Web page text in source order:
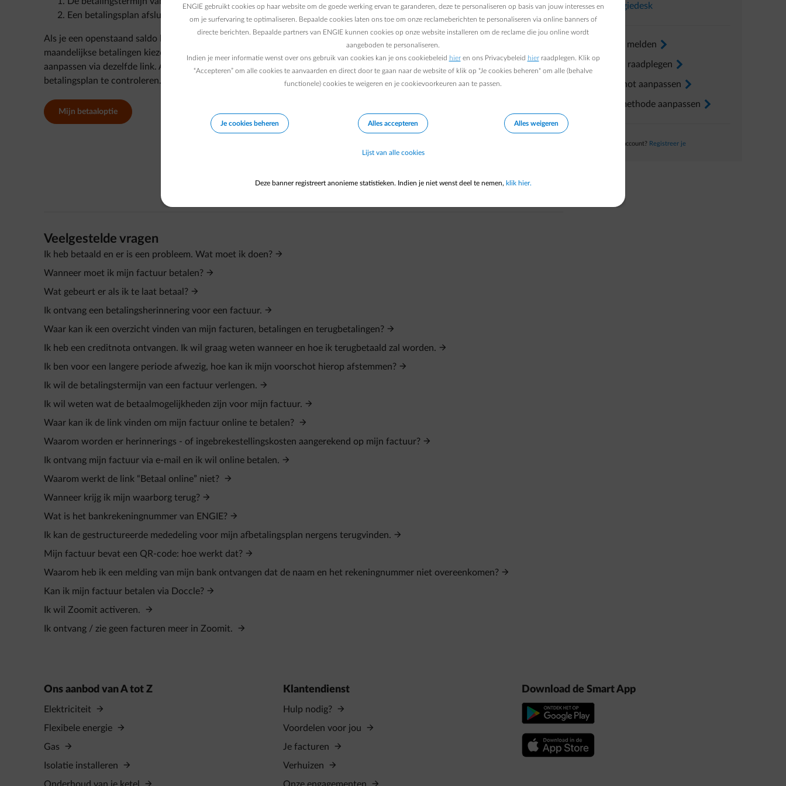
Een betalingsplan afsluiten om het bedrag over meerdere maanden te spreiden.
Als je een openstaand saldo hebt en een betalingsplan wenst, kun je dit aanvragen via je klantenzone. Je kunt de duur en de
maandelijkse betalingen kiezen. Als je al een betalingsplan hebt en hier een bedrag aan wilt toevoegen, kun je je bestaande plan
aanpassen via dezelfde link. Als je betalingsplan is geannuleerd, gebruik dan dezelfde link om je geschiktheid voor een nieuw
betalingsplan te controleren.
Mijn betaaloptie
Veelgestelde vragen
Ik heb betaald en er is een probleem. Wat moet ik doen?
Wanneer moet ik mijn factuur betalen?
Wat gebeurt er als ik te laat betaal?
Ik ontvang een betalingsherinnering voor een factuur.
Waar kan ik een overzicht vinden van mijn facturen, betalingen en terugbetalingen?
Ik heb een creditnota ontvangen. Ik wil graag weten wanneer en hoe ik terugbetaald zal worden.
Ik ben voor een langere periode afwezig, hoe kan ik mijn voorschot hierop afstemmen?
Ik wil de betalingstermijn van een factuur verlengen.
Ik wil weten wat de betaalmogelijkheden zijn voor mijn factuur.
Waar kan ik de link vinden om mijn factuur online te betalen?
Waarom worden er herinnerings - of ingebrekestellingskosten aangerekend op mijn factuur?
Ik ontvang mijn factuur via e-mail en ik wil online betalen.
Waarom werkt de link “Betaal online” niet?
Wanneer krijg ik mijn waarborg terug?
Wat is het bankrekeningnummer van ENGIE?
Ik kan de gestructureerde mededeling voor mijn afbetalingsplan nergens terugvinden.
Mijn factuur bevat een QR-code: hoe werkt dat?
Waarom heb ik een melding van mijn bank ontvangen dat de naam en het rekeningnummer niet overeenkomen?
Kan ik mijn factuur betalen via Doccle?
Ik wil Zoomit activeren.
Ik ontvang / zie geen facturen meer in Zoomit.
InEnergiedesk
Verhuis melden arrow-right
Factuur raadplegen arrow-right
Voorschot aanpassen arrow-right
Betaalmethode aanpassen arrow-right
Nog geen account? Registreer je
Ons aanbod van A tot Z
Elektriciteit
Flexibele energie
Gas
Isolatie installeren
Klantendienst
Hulp nodig?
Voordelen voor jou
Je facturen
Verhuizen
Download de Smart App
ENGIE gebruikt cookies op haar website om de goede werking ervan te garanderen, deze te personaliseren op basis van jouw interesses en
om je surfervaring te optimaliseren. Bepaalde cookies laten ons toe om onze reclameberichten te personaliseren via online banners of
directe berichten. Bepaalde partners van ENGIE kunnen cookies op onze website installeren om de reclame die jou online wordt
aangeboden te personaliseren.
Indien je meer informatie wenst over ons gebruik van cookies kan je ons cookiebeleid hieren ons Privacybeleid hierraadplegen. Klik op
“Accepteren” om alle cookies te aanvaarden en direct door te gaan naar de website of klik op "Je cookies beheren" om alle (behalve
functionele) cookies te weigeren en je cookievoorkeuren aan te passen.
Je cookies beheren Alles accepteren Alles weigeren
Lijst van alle cookies
Deze banner registreert anonieme statistieken. Indien je niet wenst deel te nemen, klik hier.